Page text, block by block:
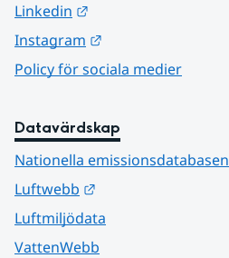
Linkedin
Instagram
Policy för sociala medier
Datavärdskap
Nationella emissionsdatabasen
Luftwebb
Luftmiljödata
VattenWebb